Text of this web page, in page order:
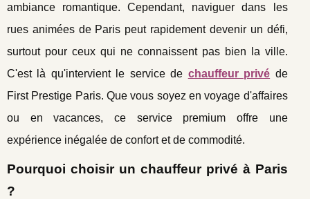
ambiance romantique. Cependant, naviguer dans les
rues animées de Paris peut rapidement devenir un défi,
surtout pour ceux qui ne connaissent pas bien la ville.
C'est là qu'intervient le service de chauffeur privé de
First Prestige Paris. Que vous soyez en voyage d'affaires
ou en vacances, ce service premium offre une
expérience inégalée de confort et de commodité.
Pourquoi choisir un chauffeur privé à Paris
?